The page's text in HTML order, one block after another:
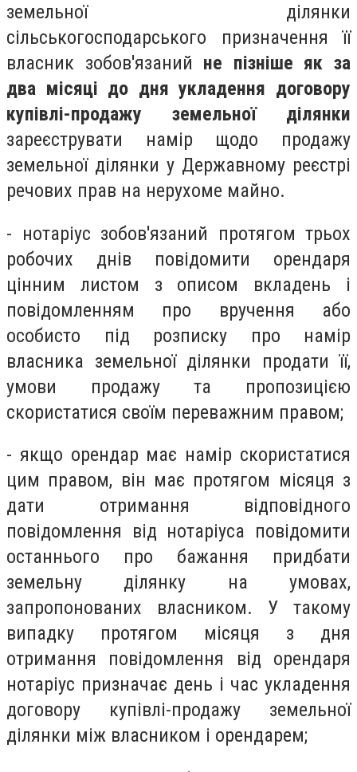
земельної ділянки
сільськогосподарського призначення її
власник зобов'язаний не пізніше як за
два місяці до дня укладення договору
купівлі-продажу земельної ділянки
зареєструвати намір щодо продажу
земельної ділянки у Державному реєстрі
речових прав на нерухоме майно.
- нотаріус зобов'язаний протягом трьох
робочих днів повідомити орендаря
цінним листом з описом вкладень і
повідомленням про вручення або
особисто під розписку про намір
власника земельної ділянки продати її,
умови продажу та пропозицією
скористатися своїм переважним правом;
- якщо орендар має намір скористатися
цим правом, він має протягом місяця з
дати отримання відповідного
повідомлення від нотаріуса повідомити
останнього про бажання придбати
земельну ділянку на умовах,
запропонованих власником. У такому
випадку протягом місяця з дня
отримання повідомлення від орендаря
нотаріус призначає день і час укладення
договору купівлі-продажу земельної
ділянки між власником і орендарем;